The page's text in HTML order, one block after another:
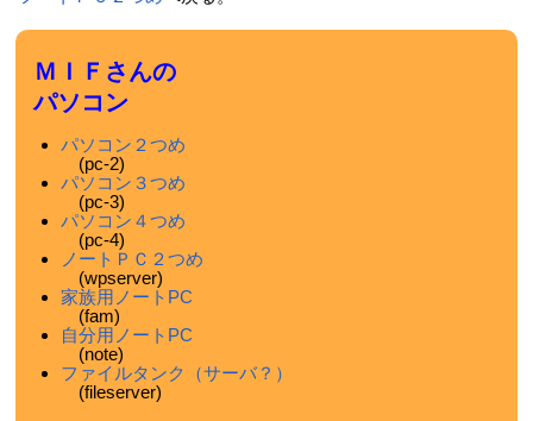
ＭＩＦさんの
パソコン
パソコン２つめ
(pc-2)
パソコン３つめ
(pc-3)
パソコン４つめ
(pc-4)
ノートＰＣ２つめ
(wpserver)
家族用ノートPC
(fam)
自分用ノートPC
(note)
ファイルタンク（サーバ？）
(fileserver)